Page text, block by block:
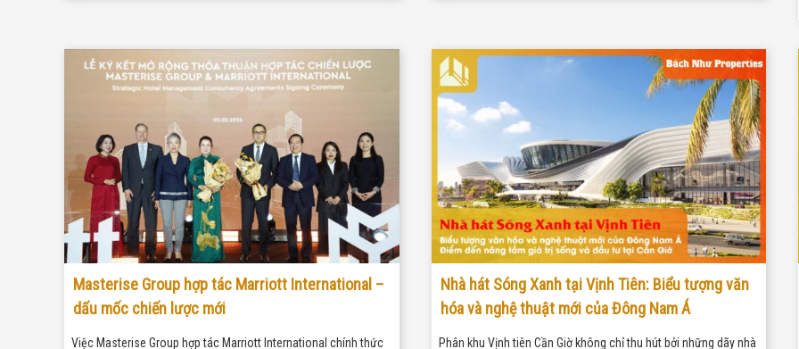
Masterise Group hợp tác Marriott International –
dấu mốc chiến lược mới
Việc Masterise Group hợp tác Marriott International chính thức
Nhà hát Sóng Xanh tại Vịnh Tiên: Biểu tượng văn
hóa và nghệ thuật mới của Đông Nam Á
Phân khu Vịnh tiên Cần Giờ không chỉ thu hút bởi những dãy nhà